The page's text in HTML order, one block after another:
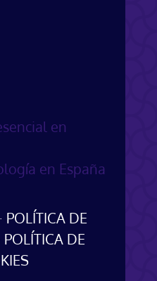
en
en España
· POLÍTICA DE
POLÍTICA DE